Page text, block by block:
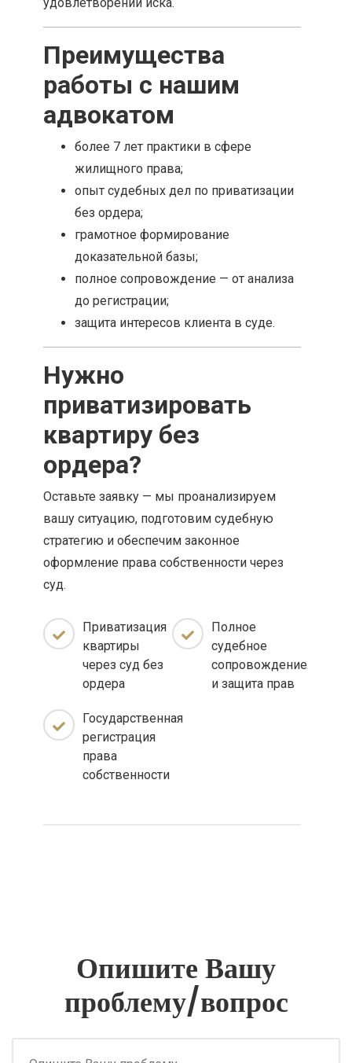
Преимущества
работы с нашим
адвокатом
более 7 лет практики в сфере
жилищного права;
опыт судебных дел по приватизации
без ордера;
грамотное формирование
доказательной базы;
полное сопровождение — от анализа
до регистрации;
защита интересов клиента в суде.
Нужно
приватизировать
квартиру без
ордера?
Оставьте заявку — мы проанализируем
вашу ситуацию, подготовим судебную
стратегию и обеспечим законное
оформление права собственности через
суд.
Приватизация
квартиры
через суд без
ордера
Полное
судебное
сопровождение
и защита прав
Государственная
регистрация
права
собственности
Опишите Вашу
проблему/вопрос